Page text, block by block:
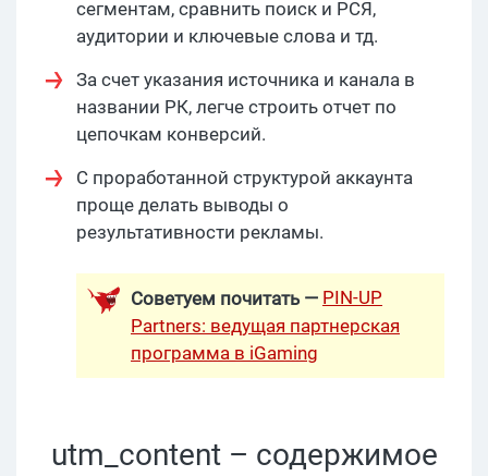
сегментам, сравнить поиск и РСЯ,
аудитории и ключевые слова и тд.
За счет указания источника и канала в
названии РК, легче строить отчет по
цепочкам конверсий.
С проработанной структурой аккаунта
проще делать выводы о
результативности рекламы.
Советуем почитать — PIN-UP
Partners: ведущая партнерская
программа в iGaming
utm_content – содержимое